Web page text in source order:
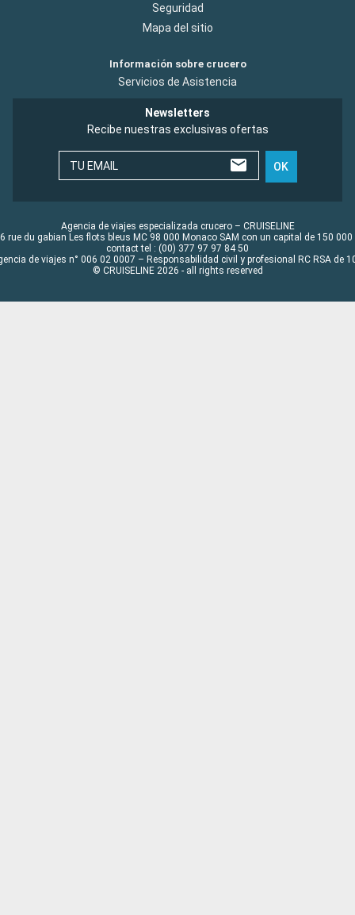
Seguridad
Mapa del sitio
Información sobre crucero
Servicios de Asistencia
Newsletters
Recibe nuestras exclusivas ofertas
TU EMAIL OK
Agencia de viajes especializada crucero – CRUISELINE
rue du gabian Les flots bleus MC 98 000 Monaco SAM con un capital de 150 000
contact tel : (00) 377 97 97 84 50
de viajes n° 006 02 0007 – Responsabilidad civil y profesional RC RSA de
© CRUISELINE 2026 - all rights reserved